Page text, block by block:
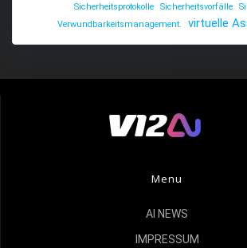
Sicherheitsprotokolle
Sicherheitsvorfälle
Verwundbarkeitsmanagement.
virtuelle
Menu
AI NEWS
IMPRESSUM